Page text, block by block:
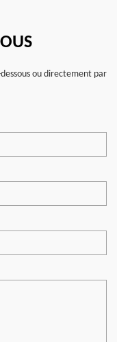
ou directement par